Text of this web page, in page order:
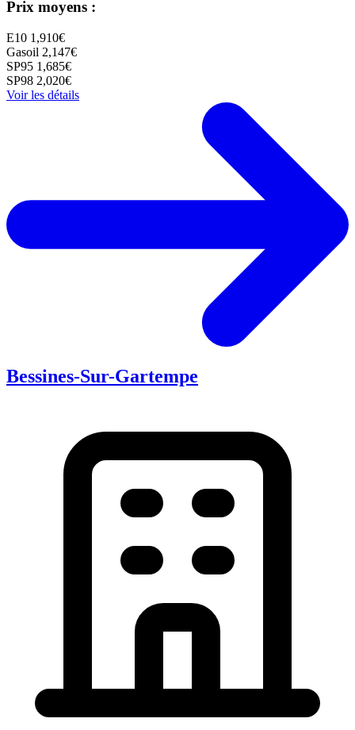
Prix moyens :
E10 1,910€
Gasoil 2,147€
SP95 1,685€
SP98 2,020€
Voir les détails
Bessines-Sur-Gartempe